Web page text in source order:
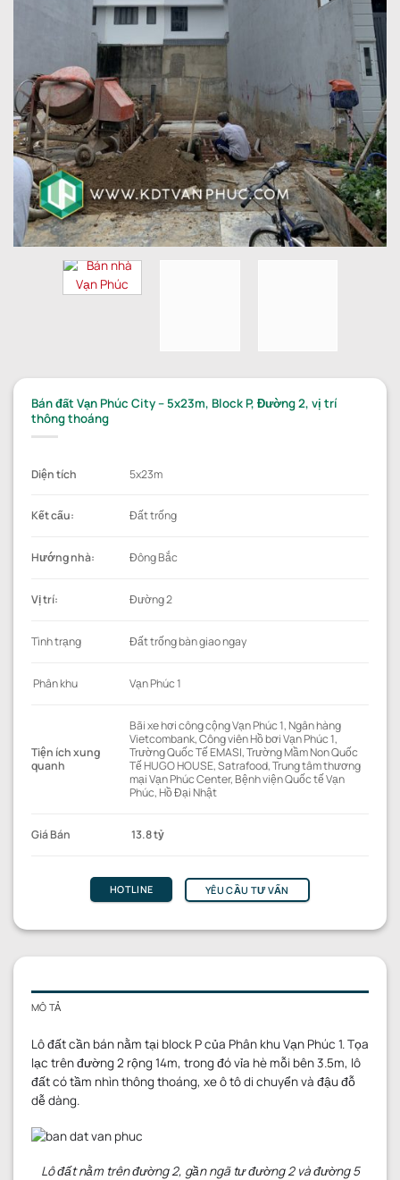
Bán đất Vạn Phúc City – 5x23m, Block P, Đường 2, vị trí
thông thoáng
Diện tích 5x23m
Kết cấu: Đất trống
Hướng nhà: Đông Bắc
Vị trí: Đường 2
Tình trạng Đất trống bàn giao ngay
Phân khu Vạn Phúc 1
Tiện ích xung
quanh
Bãi xe hơi công cộng Vạn Phúc 1, Ngân hàng
Vietcombank, Công viên Hồ bơi Vạn Phúc 1,
Trường Quốc Tế EMASI, Trường Mầm Non Quốc
Tế HUGO HOUSE, Satrafood, Trung tâm thương
mại Vạn Phúc Center, Bệnh viện Quốc tế Vạn
Phúc, Hồ Đại Nhật
Giá Bán 13.8 tỷ
HOTLINE YÊU CẦU TƯ VẤN
MÔ TẢ
Lô đất cần bán nằm tại block P của Phân khu Vạn Phúc 1. Tọa
lạc trên đường 2 rộng 14m, trong đó vỉa hè mỗi bên 3.5m, lô
đất có tầm nhìn thông thoáng, xe ô tô di chuyển và đậu đỗ
dễ dàng.
Lô đất nằm trên đường 2, gần ngã tư đường 2 và đường 5